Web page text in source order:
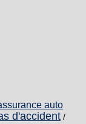
auto
d'accident /